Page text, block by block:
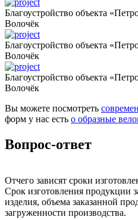
Благоустройство объекта
Волочёк
Благоустройство объекта
Волочёк
Благоустройство объекта
Волочёк
Вы можете посмотреть
форм у нас есть о образные
Вопрос-ответ
Отчего зависят сроки
Срок изготовления продукции
изделия, объема заказанной
загруженности производства.